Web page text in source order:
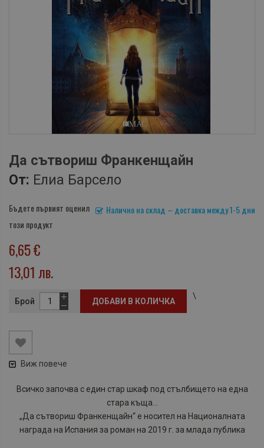
Да сътвориш Франкенщайн
От: Елиа Барсело
Налично на склад – доставка между 1-5 дни
Бъдете първият оценил
този продукт
6,65 €
13,01 лв.
Брой ДОБАВИ В КОЛИЧКА
\
Виж повече
Всичко започва с един стар шкаф под стълбището на една
стара къща...
„Да сътвориш Франкенщайн“ е носител на Националната
награда на Испания за роман на 2019 г. за млада публика